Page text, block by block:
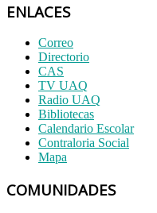
ENLACES
Correo
Directorio
CAS
TV UAQ
Radio UAQ
Bibliotecas
Calendario Escolar
Contraloria Social
Mapa
COMUNIDADES